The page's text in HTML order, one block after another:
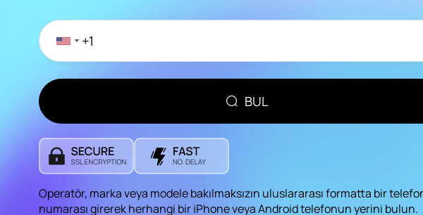
BUL
Operatör, marka veya modele bakılmaksızın uluslararası formatta bir
numarası girerek herhangi bir iPhone veya Android telefonun yerini bulun.